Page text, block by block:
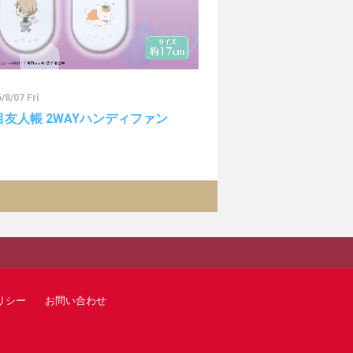
8/07 Fri
友人帳 2WAYハンディファン
シー お問い合わせ